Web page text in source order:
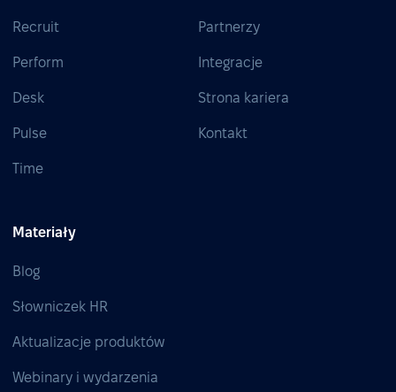
Recruit
Perform
Desk
Pulse
Time
Partnerzy
Integracje
Strona kariera
Kontakt
Materiały
Blog
Słowniczek HR
Aktualizacje produktów
Webinary i wydarzenia